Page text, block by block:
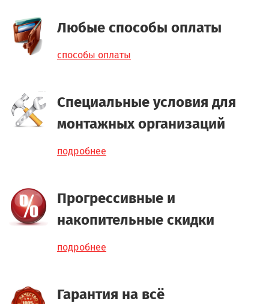
Любые способы оплаты
способы оплаты
Специальные условия для
монтажных организаций
подробнее
Прогрессивные и
накопительные скидки
подробнее
Гарантия на всё